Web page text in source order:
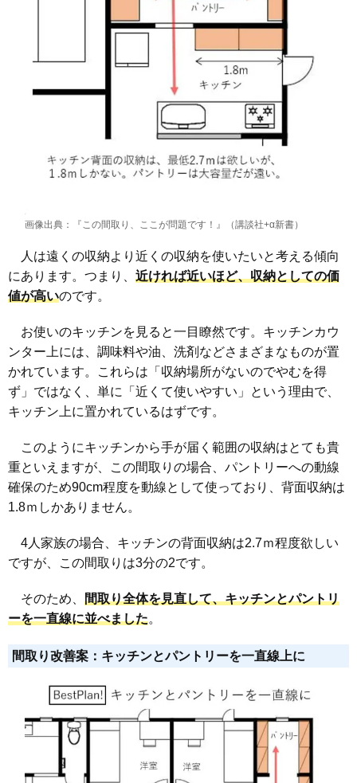
画像出典：『この間取り、ここが問題です！』（講談社+α新書）
人は遠くの収納より近くの収納を使いたいと考える傾向
にあります。つまり、 近ければ近いほど、収納としての価
値が高いのです。
お使いのキッチンを見ると一目瞭然です。キッチンカウ
ンター上には、調味料や油、洗剤などさまざまなものが置
かれています。これらは「収納場所がないのでやむを得
ず」ではなく、単に「近くて使いやすい」という理由で、
キッチン上に置かれているはずです。
このようにキッチンから手が届く範囲の収納はとても貴
重といえますが、この間取りの場合、パントリーへの動線
確保のため90cm程度を動線として使っており、背面収納は
1.8ｍしかありません。
4人家族の場合、キッチンの背面収納は2.7ｍ程度欲しい
ですが、この間取りは3分の2です。
そのため、 間取り全体を見直して、キッチンとパントリ
ーを一直線に並べました。
間取り改善案：キッチンとパントリーを一直線上に